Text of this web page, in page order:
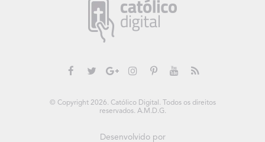
© Copyright 2026. Católico Digital. Todos os direitos
reservados. A.M.D.G.
Desenvolvido por